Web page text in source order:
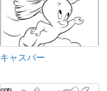
キャスパー